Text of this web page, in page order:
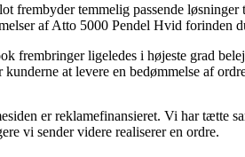
frembyder temmelig passende
af Atto 5000 Pendel Hvid forinden
frembringer ligeledes i højeste grad
kunderne at levere en bedømmelse af
er reklamefinansieret. Vi har tætte
vi sender videre realiserer en ordre.